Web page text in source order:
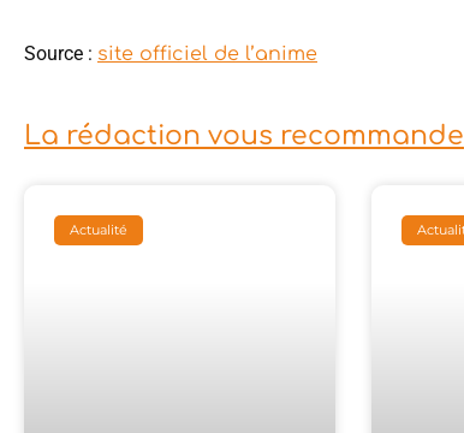
Source : site officiel de l’anime
La rédaction vous recommande
Actualité